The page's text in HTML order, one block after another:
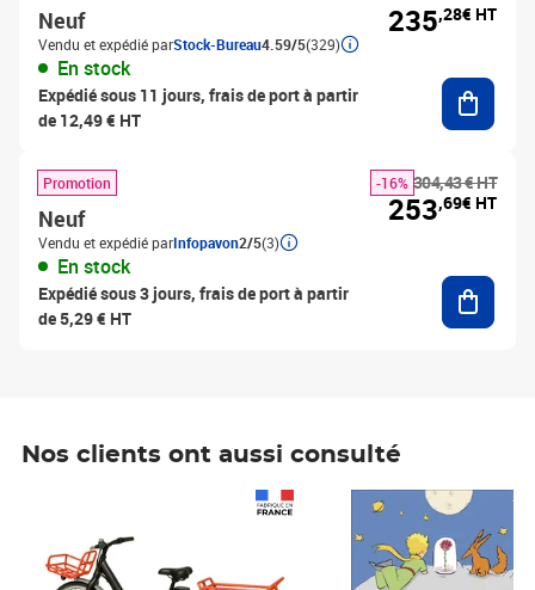
Neuf
Vendu et expédié parStock-Bureau4.59/5(329)
En stock
Expédié sous 11 jours, frais de port à partir
de 12,49 € HT
235,28€ HT
Promotion
Neuf
Vendu et expédié parInfopavon2/5(3)
En stock
Expédié sous 3 jours, frais de port à partir
de 5,29 € HT
304,43 € HT
-16%
253,69€ HT
Nos clients ont aussi consulté
Prix 6,25€ HT